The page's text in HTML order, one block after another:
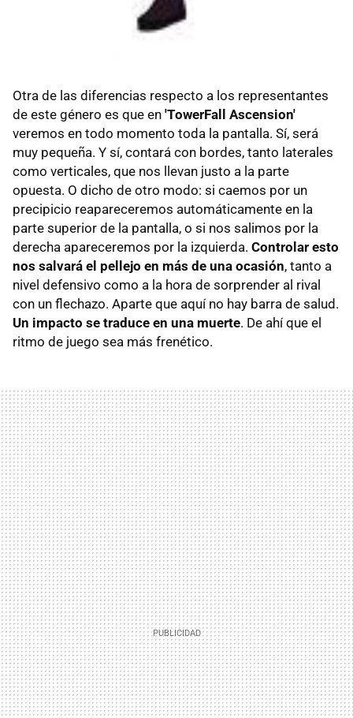
Otra de las diferencias respecto a los representantes
de este género es que en 'TowerFall Ascension'
veremos en todo momento toda la pantalla. Sí, será
muy pequeña. Y sí, contará con bordes, tanto laterales
como verticales, que nos llevan justo a la parte
opuesta. O dicho de otro modo: si caemos por un
precipicio reapareceremos automáticamente en la
parte superior de la pantalla, o si nos salimos por la
derecha apareceremos por la izquierda. Controlar esto
nos salvará el pellejo en más de una ocasión, tanto a
nivel defensivo como a la hora de sorprender al rival
con un flechazo. Aparte que aquí no hay barra de salud.
Un impacto se traduce en una muerte. De ahí que el
ritmo de juego sea más frenético.